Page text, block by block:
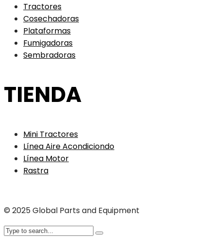
Tractores
Cosechadoras
Plataformas
Fumigadoras
Sembradoras
TIENDA
Mini Tractores
Línea Aire Acondiciondo
Línea Motor
Rastra
© 2025 Global Parts and Equipment